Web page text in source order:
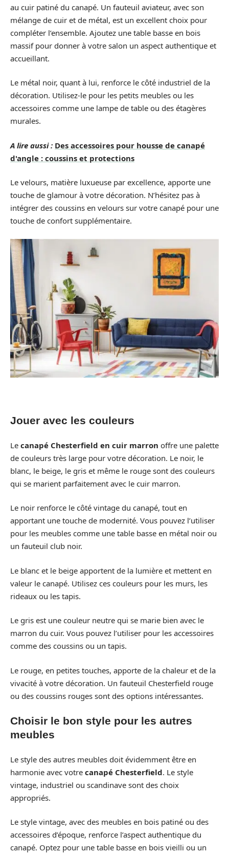
au cuir patiné du canapé. Un fauteuil aviateur, avec son
mélange de cuir et de métal, est un excellent choix pour
compléter l’ensemble. Ajoutez une table basse en bois
massif pour donner à votre salon un aspect authentique et
accueillant.
Le métal noir, quant à lui, renforce le côté industriel de la
décoration. Utilisez-le pour les petits meubles ou les
accessoires comme une lampe de table ou des étagères
murales.
A lire aussi : Des accessoires pour housse de canapé
d'angle : coussins et protections
Le velours, matière luxueuse par excellence, apporte une
touche de glamour à votre décoration. N’hésitez pas à
intégrer des coussins en velours sur votre canapé pour une
touche de confort supplémentaire.
Jouer avec les couleurs
Le canapé Chesterfield en cuir marron offre une palette
de couleurs très large pour votre décoration. Le noir, le
blanc, le beige, le gris et même le rouge sont des couleurs
qui se marient parfaitement avec le cuir marron.
Le noir renforce le côté vintage du canapé, tout en
apportant une touche de modernité. Vous pouvez l’utiliser
pour les meubles comme une table basse en métal noir ou
un fauteuil club noir.
Le blanc et le beige apportent de la lumière et mettent en
valeur le canapé. Utilisez ces couleurs pour les murs, les
rideaux ou les tapis.
Le gris est une couleur neutre qui se marie bien avec le
marron du cuir. Vous pouvez l’utiliser pour les accessoires
comme des coussins ou un tapis.
Le rouge, en petites touches, apporte de la chaleur et de la
vivacité à votre décoration. Un fauteuil Chesterfield rouge
ou des coussins rouges sont des options intéressantes.
Choisir le bon style pour les autres
meubles
Le style des autres meubles doit évidemment être en
harmonie avec votre canapé Chesterfield. Le style
vintage, industriel ou scandinave sont des choix
appropriés.
Le style vintage, avec des meubles en bois patiné ou des
accessoires d’époque, renforce l’aspect authentique du
canapé. Optez pour une table basse en bois vieilli ou un